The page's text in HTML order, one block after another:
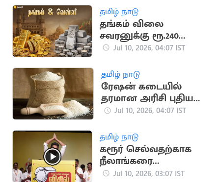
தமிழ் நாடு
தங்கம் விலை
சவரனுக்கு ரூ.240
அதிரடியாக உயர்ந்தது
Jul 10, 2026, 04:07 IST
தமிழ் நாடு
ரேஷன் கடையில்
தரமான அரிசி புதிய
நடைமுறை- மத்திய
Jul 10, 2026, 04:07 IST
தமிழ் நாடு
கரூர் செல்வதற்காக
நீலாங்கரை
வீட்டிலிருந்து
Jul 10, 2026, 03:07 IST